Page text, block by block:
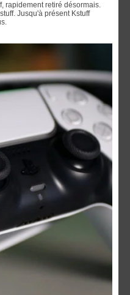
rapidement retiré désormais.
Jusqu'à présent Kstuff